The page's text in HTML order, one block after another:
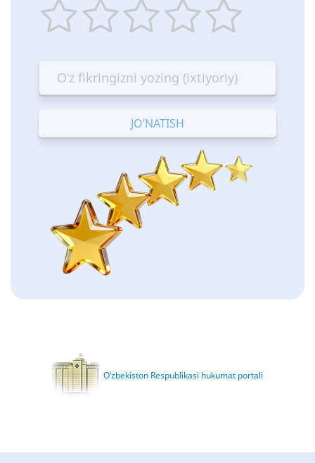
star
Terrible
stars
—
Bad
stars
—
OK
stars
—
Good
stars
—
Excellent
O‘zbekiston Respublikasi hukumat portali